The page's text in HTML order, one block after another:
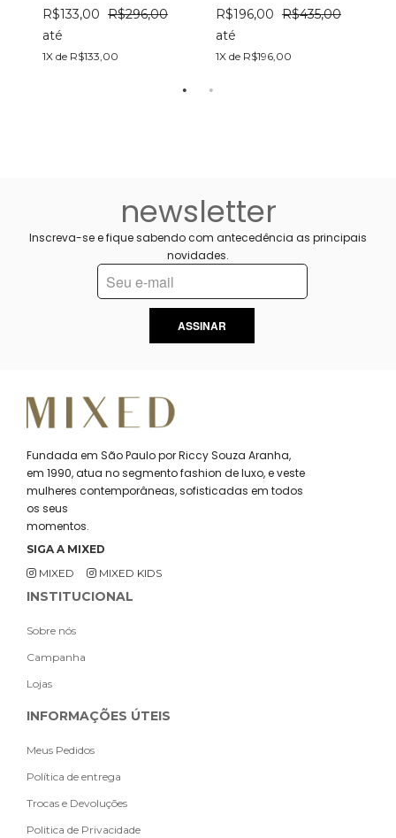
R$133,00 R$296,00
até
1X de R$133,00
R$196,00 R$435,00
até
1X de R$196,00
newsletter
Inscreva-se e fique sabendo com antecedência as principais
novidades.
ASSINAR
Fundada em São Paulo por Riccy Souza Aranha,
em 1990, atua no segmento fashion de luxo, e veste
mulheres contemporâneas, sofisticadas em todos
os seus
momentos.
SIGA A MIXED
MIXED
MIXED KIDS
INSTITUCIONAL
Sobre nós
Campanha
Lojas
INFORMAÇÕES ÚTEIS
Meus Pedidos
Política de entrega
Trocas e Devoluções
Politica de Privacidade